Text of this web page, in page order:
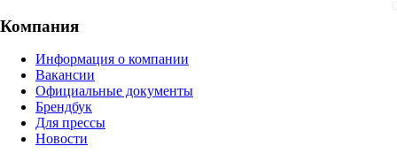
Компания
Информация о компании
Вакансии
Официальные документы
Брендбук
Для прессы
Новости